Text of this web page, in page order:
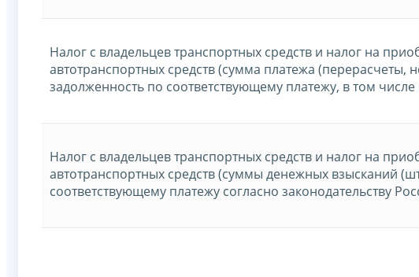
Налог с владельцев транспортных средств и налог на
автотранспортных средств (сумма платежа (перерасчеты,
задолженность по соответствующему платежу, в том
Налог с владельцев транспортных средств и налог на
автотранспортных средств (суммы денежных взысканий
соответствующему платежу согласно законодательству